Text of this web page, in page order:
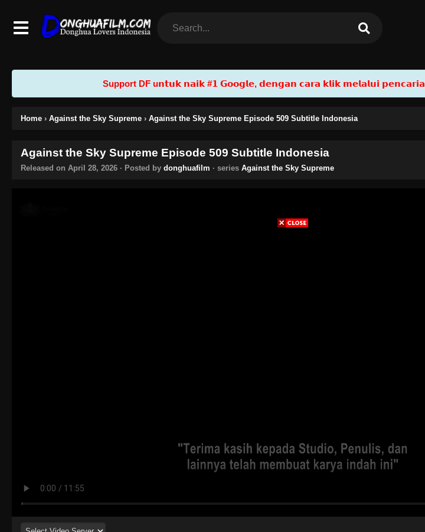
Support DF u𝗻𝘁𝘂𝗸 𝗻𝗮𝗶𝗸 #𝟭 𝗚𝗼𝗼𝗴𝗹𝗲, 𝗱𝗲𝗻𝗴𝗮𝗻 𝗰𝗮𝗿𝗮 𝗸𝗹𝗶𝗸 𝗺𝗲𝗹𝗮𝗹𝘂𝗶
Home › Against the Sky Supreme › Against the Sky Supreme Episode 509 Subtitle Indonesia
Against the Sky Supreme Episode 509 Subtitle Indonesia
Released on April 28, 2026 · Posted by donghuafilm · series Against the Sky Supreme